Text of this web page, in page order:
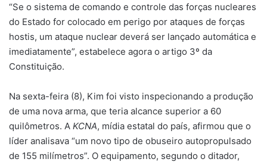
“Se o sistema de comando e controle das forças nucleares
do Estado for colocado em perigo por ataques de forças
hostis, um ataque nuclear deverá ser lançado automática e
imediatamente”, estabelece agora o artigo 3º da
Constituição.
Na sexta-feira (8), Kim foi visto inspecionando a produção
de uma nova arma, que teria alcance superior a 60
quilômetros. A KCNA, mídia estatal do país, afirmou que o
líder analisava “um novo tipo de obuseiro autopropulsado
de 155 milímetros”. O equipamento, segundo o ditador,